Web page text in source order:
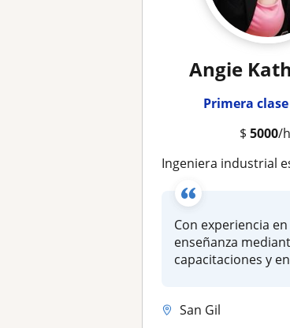
Angie
Primera
$5000/h
Ingeniera industrial especialista en
Con experiencia en
enseñanza
capacitaciones y
San Gil